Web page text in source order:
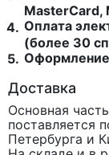
4. Оплата
(более 30
5.
Доставка
Основная
поставляется
Петербурга и